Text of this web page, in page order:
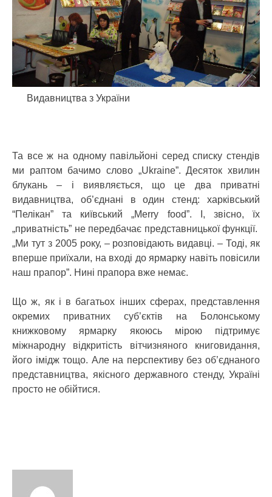
Видавництва з України
Та все ж на одному павільйоні серед списку стендів
ми раптом бачимо слово „Ukraine”. Десяток хвилин
блукань – і виявляється, що це два приватні
видавництва, об’єднані в один стенд: харківський
“Пелікан” та київський „Merry food”. І, звісно, їх
„приватність” не передбачає представницької функції.
„Ми тут з 2005 року, – розповідають видавці. – Тоді, як
вперше приїхали, на вході до ярмарку навіть повісили
наш прапор”. Нині прапора вже немає.
Що ж, як і в багатьох інших сферах, представлення
окремих приватних суб’єктів на Болонському
книжковому ярмарку якоюсь мірою підтримує
міжнародну відкритість вітчизняного книговидання,
його імідж тощо. Але на перспективу без об’єднаного
представництва, якісного державного стенду, Україні
просто не обійтися.